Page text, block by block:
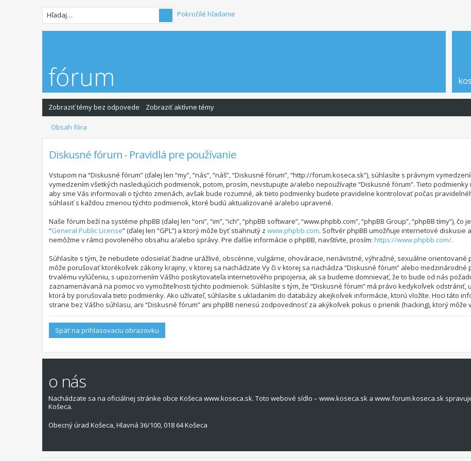
Pokročilé hľadanie
Zobraziť témy bez odpovede Zobraziť aktívne témy
Obsah fóra
Diskusné fórum - Pravidlá pre používanie
Vstupom na “Diskusné fórum” (ďalej len “my”, “nás”, “náš”, “Diskusné fórum”, “http://forum.koseca.sk”), súhlasíte s právnym
vymedzením všetkých nasledujúcich podmienok, potom, prosím, nevstupujte a/alebo nepoužívajte “Diskusné fórum”. Tieto
aby sme Vás informovali o týchto zmenách, avšak bude rozumné, ak tieto podmienky budete pravidelne kontrolovať počas
súhlasiť s každou zmenou týchto podmienok, ktoré budú aktualizované a/alebo upravené.
Naše fórum beží na systéme phpBB (ďalej len “oni”, “im”, “ich”, “phpBB software”, “www.phpbb.com”, “phpBB Group”, “phpBB tímy”),
“General Public License” (ďalej len “GPL”) a ktorý môže byť stiahnutý z www.phpbb.com. Softvér phpBB umožňuje internetové diskusie
nemôžme v rámci povoleného obsahu a/alebo správy. Pre ďalšie informácie o phpBB, navštívte, prosím: https://www.phpbb.com/.
Súhlasíte s tým, že nebudete odosielať žiadne urážlivé, obscénne, vulgárne, ohováracie, nenávistné, výhražné, sexuálne
môže porušovať ktorékoľvek zákony krajiny, v ktorej sa nachádzate Vy či v ktorej sa nachádza “Diskusné fórum” alebo
trvalému vylúčeniu, s upozornením Vášho poskytovateľa internetového pripojenia, ak sa budeme domnievať, že to bude od nás
zaznamenávaná na pomoc vo vymožiteľnosti týchto podmienok. Súhlasíte s tým, že “Diskusné fórum” má právo kedykoľvek
ktorá by porušovala tieto podmienky. Ako užívateľ, súhlasíte s ukladaním do databázy akejkoľvek informácie, ktorú vložíte. Hoci táto
strane bez Vášho súhlasu, ani “Diskusné fórum” ani phpBB nenesú zodpovednosť za akýkoľvek pokus o prienik (hacking), ktorý môže
Späť na prihlasovaciu obrazovku
o nás
Nachádzate sa na oficiálnej stránke obce Košeca www.koseca.sk. Toto webové sídlo – www.koseca.sk a www.forum.koseca.sk
Košeca.
Obecný úrad Košeca, Hlavná 36/100, 018 64 Košeca